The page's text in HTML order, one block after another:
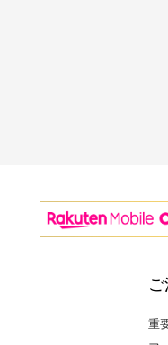
重